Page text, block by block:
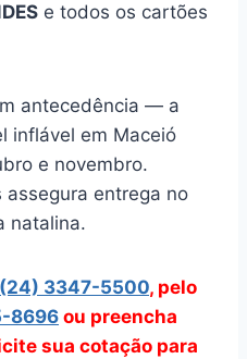
e todos os cartões
antecedência — a
inflável em Maceió
e novembro.
entrega no
natalina.
(24) 3347-5500, pelo
8696ou preencha
sua cotação para